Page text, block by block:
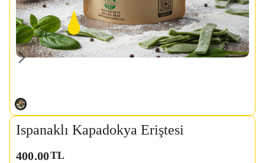
Ispanaklı Kapadokya Eriştesi
400.00TL